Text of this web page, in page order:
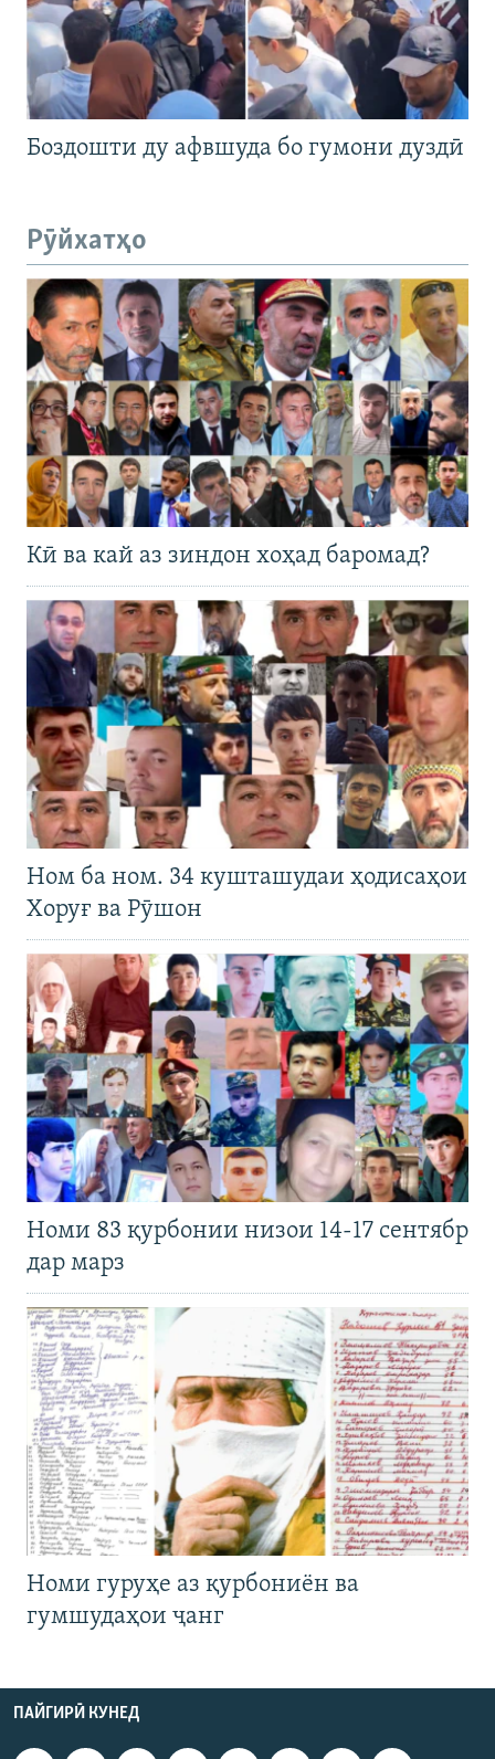
Боздошти ду афвшуда бо гумони дуздӣ
Рӯйхатҳо
Кӣ ва кай аз зиндон хоҳад баромад?
Ном ба ном. 34 кушташудаи ҳодисаҳои
Хоруғ ва Рӯшон
Номи 83 қурбонии низои 14-17 сентябр
дар марз
Номи гуруҳе аз қурбониён ва
гумшудаҳои ҷанг
ПАЙГИРӢ КУНЕД